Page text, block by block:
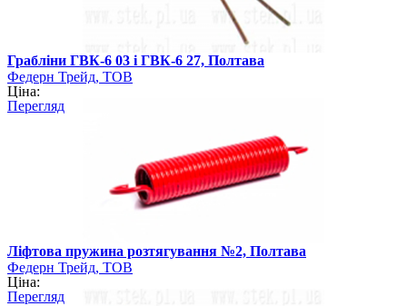
Грабліни ГВК-6 03 і ГВК-6 27, Полтава
Федерн Трейд, ТОВ
Ціна:
Перегляд
Ліфтова пружина розтягування №2, Полтава
Федерн Трейд, ТОВ
Ціна:
Перегляд